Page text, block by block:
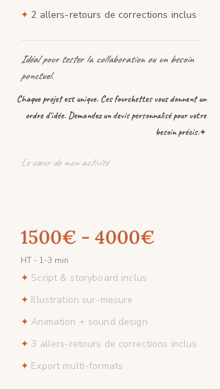
✦ 2 allers-retours de corrections inclus
Idéal pour tester la collaboration ou un besoin
ponctuel.
Chaque projet est unique. Ces fourchettes vous donnent un
ordre d'idée. Demandez un devis personnalisé pour votre
besoin précis.✦
Le cœur de mon activité
1500€ - 4000€
HT - 1-3 min
✦ Script & storyboard inclus
✦ Illustration sur-mesure
✦ Animation + sound design
✦ 3 allers-retours de corrections inclus
✦ Export multi-formats